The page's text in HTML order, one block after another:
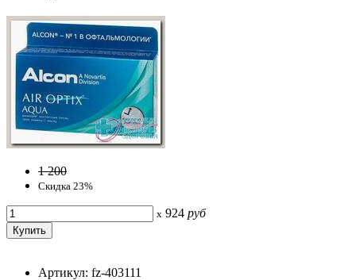
1 200
Скидка 23%
x 924 руб
Артикул: fz-403111